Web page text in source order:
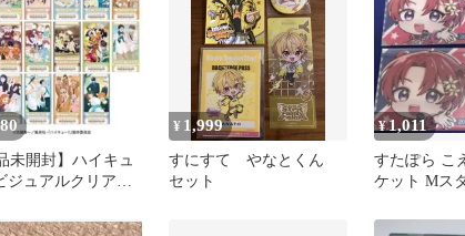
未開封】ハイキュ
ジュアルクリアチ
¥ 1,999
すにすて やなとくん
セット
¥1,011
すたぽら こ
ケット Mス